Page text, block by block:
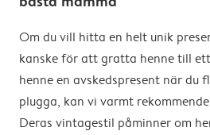
Om du vill hitta en helt unik
kanske för att gratta henne till
henne en avskedspresent när
plugga, kan vi varmt
Deras vintagestil påminner om